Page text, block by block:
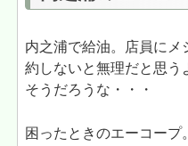
内之浦で給油。店員にメ
約しないと無理だと思う
そうだろうな・・・
困ったときのエーコープ